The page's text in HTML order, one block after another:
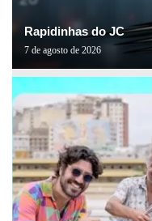
Rapidinhas do JC
7 de agosto de 2026